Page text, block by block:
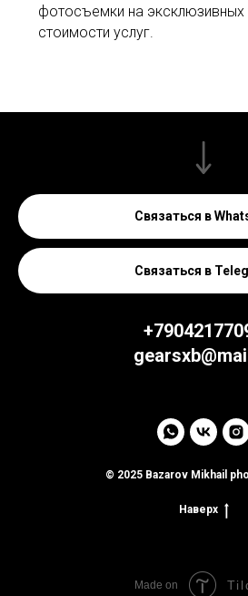
фотосъемки на эксклюзивных
стоимости услуг.
Связаться в
Связаться в
© 2025 Bazarov Mikhail
Наверх
Made on